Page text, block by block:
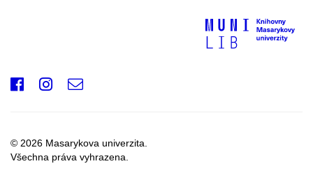
© 2026 Masarykova univerzita.
Všechna práva vyhrazena.
Facebook
Instagram
e-